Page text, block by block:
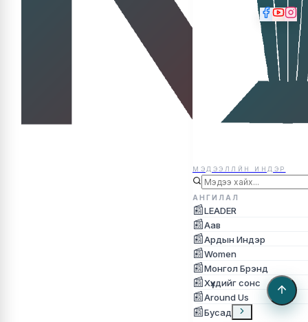
МЭДЭЭЛЛЙН ИНДЭР
АНГИЛАЛ
📰LEADER
📰Аав
📰Ардын Индэр
📰Women
📰Монгол Брэнд
📰Хүүхдийг сонс
📰Around Us
📰Бусад